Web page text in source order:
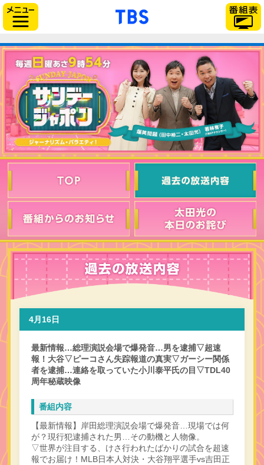
「TBSテレビ」トップ
4月16日
最新情報…総理演説会場で爆発音…男を逮捕▽超速
報！大谷▽ピーコさん失踪報道の真実▽ガーシー関係
者を逮捕…連絡を取っていた小川泰平氏の目▽TDL40
周年秘蔵映像
番組内容
【最新情報】岸田総理演説会場で爆発音…現場では何
が？現行犯逮捕された男…その動機と人物像。
▽世界が注目する、けさ行われたばかりの試合を超速
報でお届け！MLB日本人対決・大谷翔平選手vs吉田正